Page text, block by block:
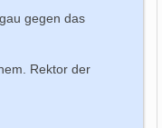
gegen das
Rektor der